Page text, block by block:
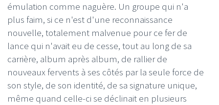
émulation comme naguère. Un groupe qui n'a
plus faim, si ce n'est d'une reconnaissance
nouvelle, totalement malvenue pour ce fer de
lance qui n'avait eu de cesse, tout au long de sa
carrière, album après album, de rallier de
nouveaux fervents à ses côtés par la seule force de
son style, de son identité, de sa signature unique,
même quand celle-ci se déclinait en plusieurs